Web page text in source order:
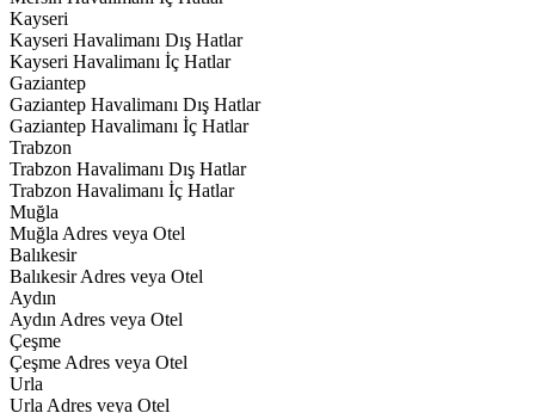
Kayseri
Kayseri Havalimanı Dış Hatlar
Kayseri Havalimanı İç Hatlar
Gaziantep
Gaziantep Havalimanı Dış Hatlar
Gaziantep Havalimanı İç Hatlar
Trabzon
Trabzon Havalimanı Dış Hatlar
Trabzon Havalimanı İç Hatlar
Muğla
Muğla Adres veya Otel
Balıkesir
Balıkesir Adres veya Otel
Aydın
Aydın Adres veya Otel
Çeşme
Çeşme Adres veya Otel
Urla
Urla Adres veya Otel